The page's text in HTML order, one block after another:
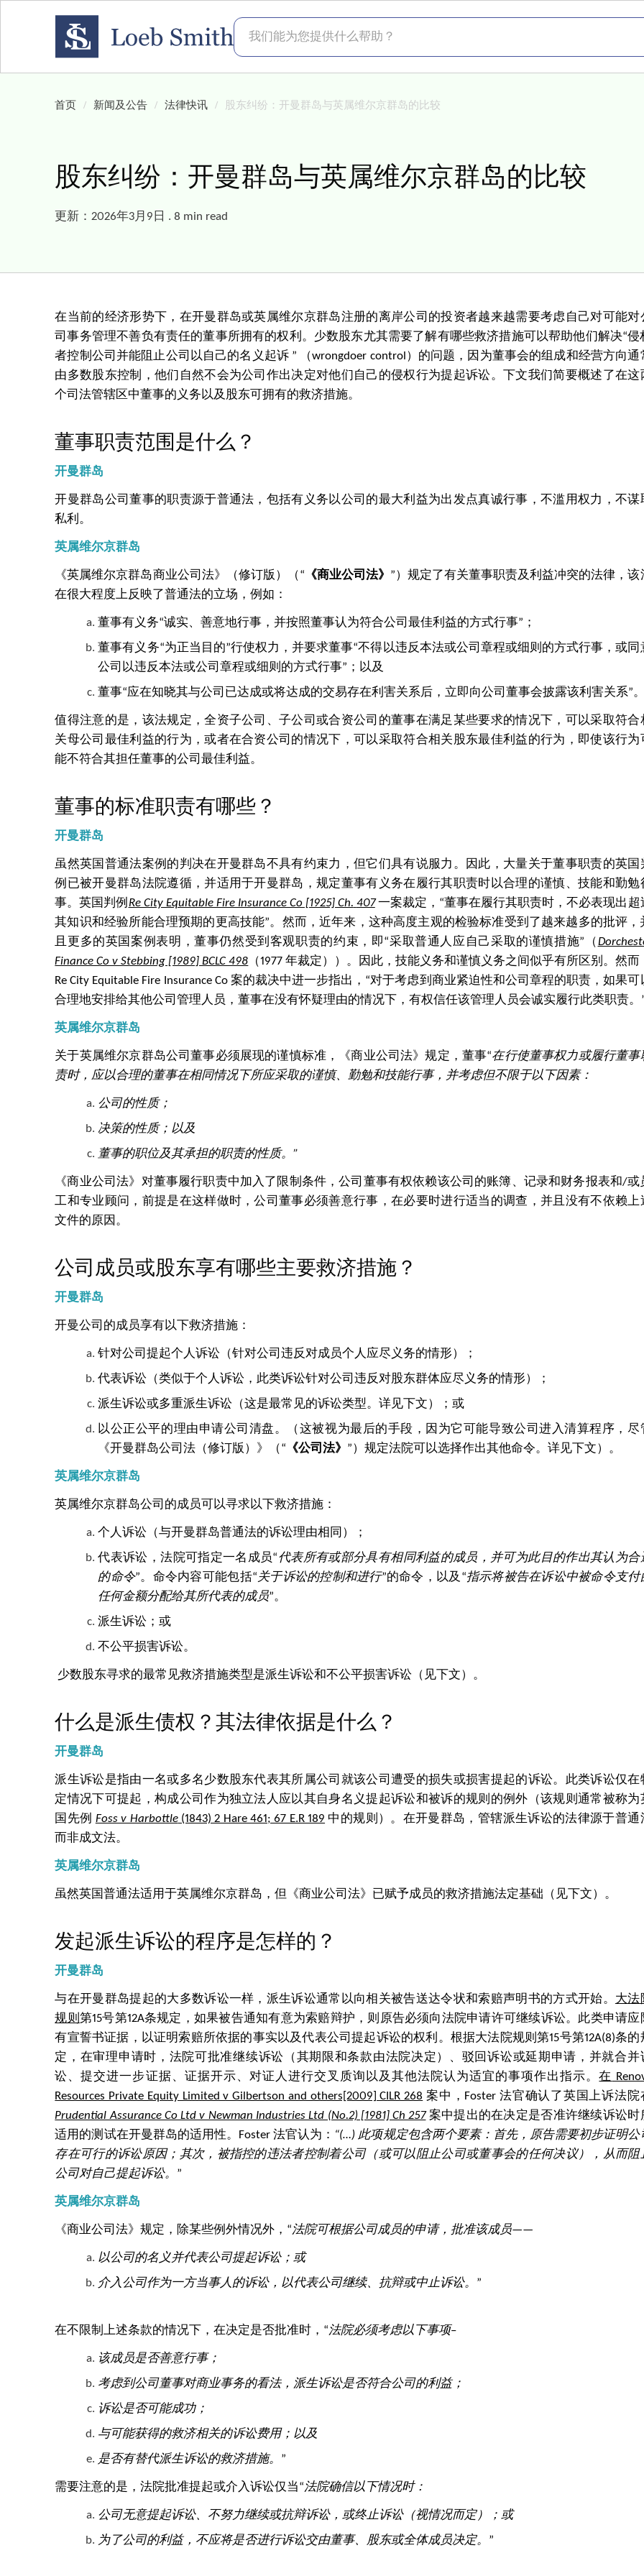
我们能为您提供什么帮助？
首页 新闻及公告 法律快讯 股东纠纷：开曼群岛与英属维尔京群岛的比较
股东纠纷：开曼群岛与英属维尔京群岛的比较
更新：2026年3月9日 . 8 min read
在当前的经济形势下，在开曼群岛或英属维尔京群岛注册的离岸公司的投资者越来越需要考虑自己对可能对
司事务管理不善负有责任的董事所拥有的权利。少数股东尤其需要了解有哪些救济措施可以帮助他们解决“侵
者控制公司并能阻止公司以自己的名义起诉 ” （wrongdoer control）的问题，因为董事会的组成和经营方向通
由多数股东控制，他们自然不会为公司作出决定对他们自己的侵权行为提起诉讼。下文我们简要概述了在这
个司法管辖区中董事的义务以及股东可拥有的救济措施。
董事职责范围是什么？
开曼群岛
开曼群岛公司董事的职责源于普通法，包括有义务以公司的最大利益为出发点真诚行事，不滥用权力，不谋
私利。
英属维尔京群岛
《英属维尔京群岛商业公司法》（修订版）（“ 《商业公司法》 ”）规定了有关董事职责及利益冲突的法律，该
在很大程度上反映了普通法的立场，例如：
董事有义务“诚实、善意地行事，并按照董事认为符合公司最佳利益的方式行事”；
董事有义务“为正当目的”行使权力，并要求董事“不得以违反本法或公司章程或细则的方式行事，或同
公司以违反本法或公司章程或细则的方式行事”；以及
董事“应在知晓其与公司已达成或将达成的交易存在利害关系后，立即向公司董事会披露该利害关系”。
值得注意的是，该法规定，全资子公司、子公司或合资公司的董事在满足某些要求的情况下，可以采取符合
关母公司最佳利益的行为，或者在合资公司的情况下，可以采取符合相关股东最佳利益的行为，即使该行为
能不符合其担任董事的公司最佳利益。
董事的标准职责有哪些？
开曼群岛
虽然英国普通法案例的判决在开曼群岛不具有约束力，但它们具有说服力。因此，大量关于董事职责的英国
例已被开曼群岛法院遵循，并适用于开曼群岛，规定董事有义务在履行其职责时以合理的谨慎、技能和勤勉
事。英国判例 Re City Equitable Fire Insurance Co [1925] Ch. 407一案裁定，“董事在履行其职责时，不必表现出超
其知识和经验所能合理预期的更高技能”。然而，近年来，这种高度主观的检验标准受到了越来越多的批评，
且更多的英国案例表明，董事仍然受到客观职责的约束，即“采取普通人应自己采取的谨慎措施”（
Finance Co v Stebbing [1989] BCLC 498 （1977 年裁定））。因此，技能义务和谨慎义务之间似乎有所区别。然而
Re City Equitable Fire Insurance Co 案的裁决中进一步指出，“对于考虑到商业紧迫性和公司章程的职责，如果可
合理地安排给其他公司管理人员，董事在没有怀疑理由的情况下，有权信任该管理人员会诚实履行此类职责。
英属维尔京群岛
关于英属维尔京群岛公司董事必须展现的谨慎标准，《商业公司法》规定，董事“在行使董事权力或履行董事
责时，应以合理的董事在相同情况下所应采取的谨慎、勤勉和技能行事，并考虑但不限于以下因素：
公司的性质；
决策的性质；以及
董事的职位及其承担的职责的性质。”
《商业公司法》对董事履行职责中加入了限制条件，公司董事有权依赖该公司的账簿、记录和财务报表和/或
工和专业顾问，前提是在这样做时，公司董事必须善意行事，在必要时进行适当的调查，并且没有不依赖上
文件的原因。
公司成员或股东享有哪些主要救济措施？
开曼群岛
开曼公司的成员享有以下救济措施：
针对公司提起个人诉讼（针对公司违反对成员个人应尽义务的情形）；
代表诉讼（类似于个人诉讼，此类诉讼针对公司违反对股东群体应尽义务的情形）；
派生诉讼或多重派生诉讼（这是最常见的诉讼类型。详见下文）；或
以公正公平的理由申请公司清盘。（这被视为最后的手段，因为它可能导致公司进入清算程序，尽
《开曼群岛公司法（修订版）》（“ 《公司法》 ”）规定法院可以选择作出其他命令。详见下文）。
英属维尔京群岛
英属维尔京群岛公司的成员可以寻求以下救济措施：
个人诉讼（与开曼群岛普通法的诉讼理由相同）；
代表诉讼，法院可指定一名成员“代表所有或部分具有相同利益的成员，并可为此目的作出其认为合
的命令”。命令内容可能包括“关于诉讼的控制和进行”的命令，以及“指示将被告在诉讼中被命令支付
任何金额分配给其所代表的成员”。
派生诉讼；或
不公平损害诉讼。
少数股东寻求的最常见救济措施类型是派生诉讼和不公平损害诉讼（见下文）。
什么是派生债权？其法律依据是什么？
开曼群岛
派生诉讼是指由一名或多名少数股东代表其所属公司就该公司遭受的损失或损害提起的诉讼。此类诉讼仅在
定情况下可提起，构成公司作为独立法人应以其自身名义提起诉讼和被诉的规则的例外（该规则通常被称为
国先例 Foss v Harbottle(1843) 2 Hare 461; 67 E.R 189 中的规则）。在开曼群岛，管辖派生诉讼的法律源于普通
而非成文法。
英属维尔京群岛
虽然英国普通法适用于英属维尔京群岛，但《商业公司法》已赋予成员的救济措施法定基础（见下文）。
发起派生诉讼的程序是怎样的？
开曼群岛
与在开曼群岛提起的大多数诉讼一样，派生诉讼通常以向相关被告送达令状和索赔声明书的方式开始。 大法
规则 第15号第12A条规定，如果被告通知有意为索赔辩护，则原告必须向法院申请许可继续诉讼。此类申请应
有宣誓书证据，以证明索赔所依据的事实以及代表公司提起诉讼的权利。根据大法院规则第15号第12A(8)条的
定，在审理申请时，法院可批准继续诉讼（其期限和条款由法院决定）、驳回诉讼或延期申请，并就合并
讼、提交进一步证据、证据开示、对证人进行交叉质询以及其他法院认为适宜的事项作出指示。在
Resources Private Equity Limited v Gilbertson and others[2009] CILR 268 案中，Foster 法官确认了英国上诉法院
Prudential Assurance Co Ltd v Newman Industries Ltd (No.2) [1981] Ch 257案中提出的在决定是否准许继续诉讼时
适用的测试在开曼群岛的适用性。Foster 法官认为： “(…) 此项规定包含两个要素：首先，原告需要初步证明公
存在可行的诉讼原因；其次，被指控的违法者控制着公司（或可以阻止公司或董事会的任何决议），从而阻
公司对自己提起诉讼。 ”
英属维尔京群岛
《商业公司法》规定，除某些例外情况外，“法院可根据公司成员的申请，批准该成员——
以公司的名义并代表公司提起诉讼；或
介入公司作为一方当事人的诉讼，以代表公司继续、抗辩或中止诉讼。 ”
在不限制上述条款的情况下，在决定是否批准时，“法院必须考虑以下事项–
该成员是否善意行事；
考虑到公司董事对商业事务的看法，派生诉讼是否符合公司的利益；
诉讼是否可能成功；
与可能获得的救济相关的诉讼费用；以及
是否有替代派生诉讼的救济措施。 ”
需要注意的是，法院批准提起或介入诉讼仅当“法院确信以下情况时：
公司无意提起诉讼、不努力继续或抗辩诉讼，或终止诉讼（视情况而定）；或
为了公司的利益，不应将是否进行诉讼交由董事、股东或全体成员决定。 ”